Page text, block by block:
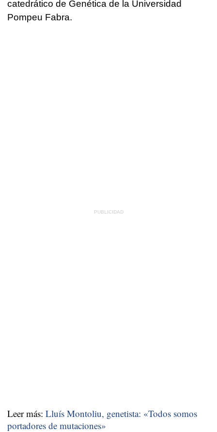
catedrático de Genética de la Universidad
Pompeu Fabra.
Leer más: Lluís Montoliu, genetista: «Todos somos
portadores de mutaciones»